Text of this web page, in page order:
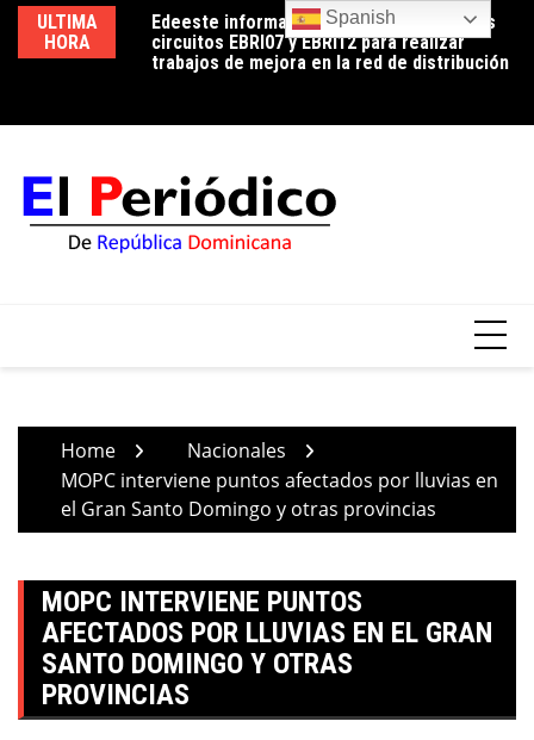
Skip
content
ULTIMA
HORA
Edeeste informa apertura temporal de los
circuitos EBRI07 y EBRI12 para realizar
trabajos de mejora en la red de distribución
Edeeste exhorta a sus clientes a hacer un
uso eficiente de la energía para controlar el
consumo durante la temporada de calor
Home
Nacionales
MOPC interviene puntos afectados por lluvias en
el Gran Santo Domingo y otras provincias
MOPC INTERVIENE PUNTOS
AFECTADOS POR LLUVIAS EN EL GRAN
SANTO DOMINGO Y OTRAS
PROVINCIAS
Spanish